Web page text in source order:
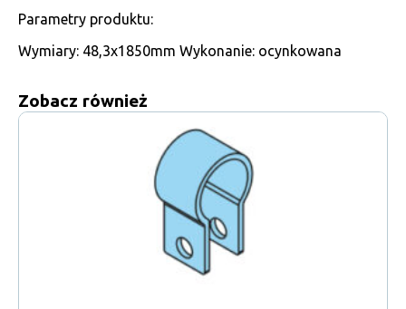
Parametry produktu:
Wymiary: 48,3x1850mm Wykonanie: ocynkowana
Zobacz również